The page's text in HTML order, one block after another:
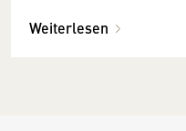
Weiterlesen